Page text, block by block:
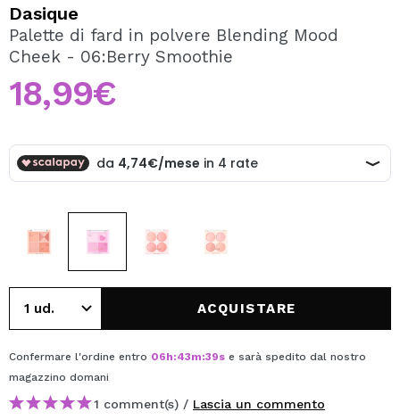
Creando un account su Maquibeauty.it potrai fare i tuoi
acquisti velocemente, controllare lo stato dei tuoi ordini e
Dasique
Palette di fard in polvere Blending Mood
Cheek - 06:Berry Smoothie
18,99€
ACQUISTARE
Confermare l'ordine entro 06h:43m:39s e sarà spedito dal nostro
magazzino domani
1 comment(s) / Lascia un commento